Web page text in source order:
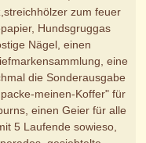
zum feuer
Hundsgruggas
Nägel, einen
eine
die Sonderausgabe
meinen-Koffer" für
einen Geier für alle
5 Laufende sowieso,